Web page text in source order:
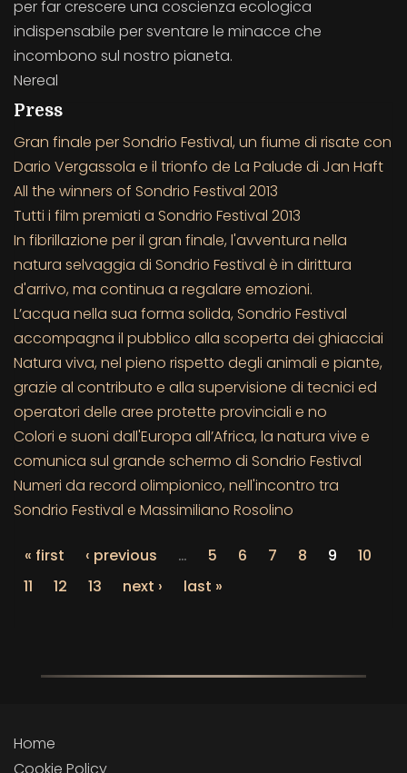
per far crescere una coscienza ecologica
indispensabile per sventare le minacce che
incombono sul nostro pianeta.
Nereal
Press
Gran finale per Sondrio Festival, un fiume di risate con
Dario Vergassola e il trionfo de La Palude di Jan Haft
All the winners of Sondrio Festival 2013
Tutti i film premiati a Sondrio Festival 2013
In fibrillazione per il gran finale, l'avventura nella
natura selvaggia di Sondrio Festival è in dirittura
d'arrivo, ma continua a regalare emozioni.
L’acqua nella sua forma solida, Sondrio Festival
accompagna il pubblico alla scoperta dei ghiacciai
Natura viva, nel pieno rispetto degli animali e piante,
grazie al contributo e alla supervisione di tecnici ed
operatori delle aree protette provinciali e no
Colori e suoni dall'Europa all’Africa, la natura vive e
comunica sul grande schermo di Sondrio Festival
Numeri da record olimpionico, nell'incontro tra
Sondrio Festival e Massimiliano Rosolino
« first ‹ previous … 5 6 7 8 9
10
11
12 13 next › last »
Home